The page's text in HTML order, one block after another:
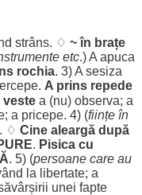
strâns. ♢ ~ în brațe
etc.) A apuca
rochia. 3) A sesiza
. A prins repede
veste a (nu) observa; a
; a pricepe. 4) (ființeîn
. ♢ Cine aleargădupă
. Pisicacu
. 5) (persoanecare au
la libertate; a
unei fapte